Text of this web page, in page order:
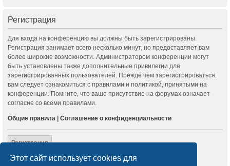
Этот сайт использует cookies для
Регистрация
Для входа на конференцию вы должны быть зарегистрированы.
Регистрация занимает всего несколько минут, но предоставляет вам
более широкие возможности. Администратором конференции могут
быть установлены также дополнительные привилегии для
зарегистрированных пользователей. Прежде чем зарегистрироваться,
вам следует ознакомиться с правилами и политикой, принятыми на
конференции. Помните, что ваше присутствие на форумах означает
согласие со всеми правилами.
Общие правила Соглашение о конфиденциальности
Регистрация